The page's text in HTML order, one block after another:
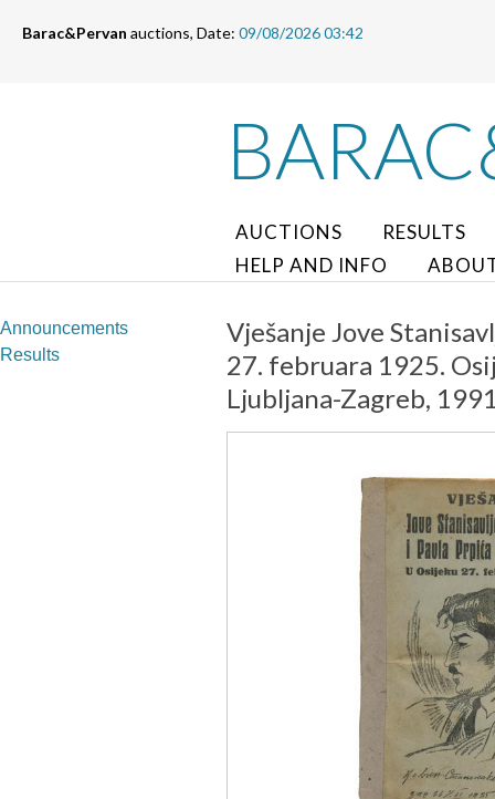
Barac&Pervan auctions, Date: 09/08/2026 03:42
AUCTIONS
RESULTS
HELP AND INFO
Announcements
Results
Vješanje Jove
27. februara 1925.
Ljubljana-Zagreb,